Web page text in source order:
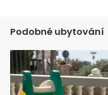
Podobné ubytování